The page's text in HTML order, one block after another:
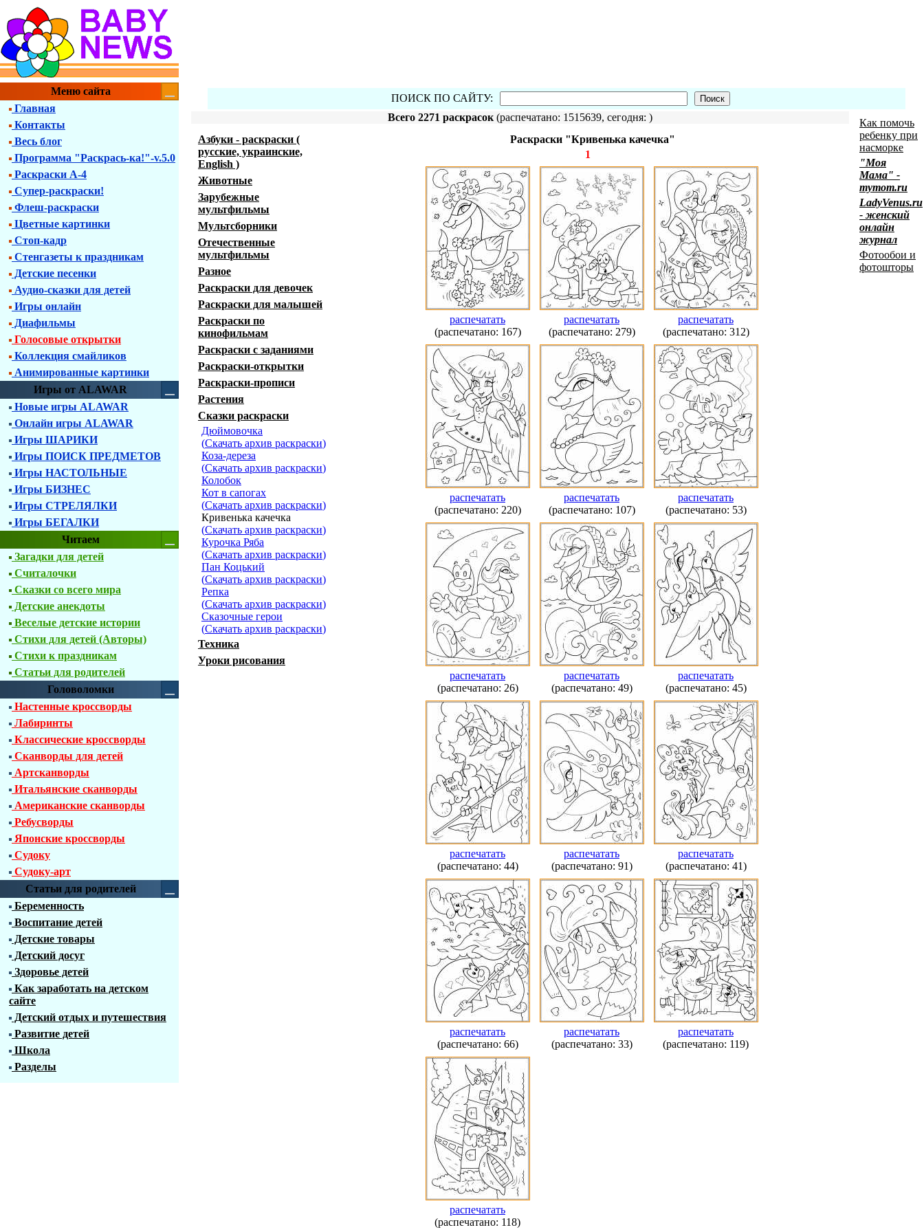
Меню сайта
Главная
Контакты
Весь блог
Программа "Раскрась-ка!"-v.5.0
Раскраски А-4
Супер-раскраски!
Флеш-раскраски
Цветные картинки
Стоп-кадр
Стенгазеты к праздникам
Детские песенки
Аудио-сказки для детей
Игры онлайн
Диафильмы
Голосовые открытки
Коллекция смайликов
Анимированные картинки
Игры от ALAWAR
Новые игры ALAWAR
Онлайн игры ALAWAR
Игры ШАРИКИ
Игры ПОИСК ПРЕДМЕТОВ
Игры НАСТОЛЬНЫЕ
Игры БИЗНЕС
Игры СТРЕЛЯЛКИ
Игры БЕГАЛКИ
Читаем
Загадки для детей
Считалочки
Сказки со всего мира
Детские анекдоты
Веселые детские истории
Стихи для детей (Авторы)
Стихи к праздникам
Статьи для родителей
Головоломки
Настенные кроссворды
Лабиринты
Классические кроссворды
Сканворды для детей
Артсканворды
Итальянские сканворды
Американские сканворды
Ребусворды
Японские кроссворды
Судоку
Судоку-арт
Статьи для родителей
Беременность
Воспитание детей
Детские товары
Детский досуг
Здоровье детей
Как заработать на детском
сайте
Детский отдых и путешествия
Развитие детей
Школа
Разделы
ПОИСК ПО САЙТУ:
Всего 2271 раскрасок (распечатано: 1515639, сегодня: )
Азбуки - раскраски (
русские, украинские,
English )
Животные
Зарубежные
мультфильмы
Мультсборники
Отечественные
мультфильмы
Разное
Раскраски для девочек
Раскраски для малышей
Раскраски по
кинофильмам
Раскраски с заданиями
Раскраски-открытки
Раскраски-прописи
Растения
Сказки раскраски
Дюймовочка
(Скачать архив раскраски)
Коза-дереза
(Скачать архив раскраски)
Колобок
Кот в сапогах
(Скачать архив раскраски)
Кривенька качечка
(Скачать архив раскраски)
Курочка Ряба
(Скачать архив раскраски)
Пан Коцький
(Скачать архив раскраски)
Репка
(Скачать архив раскраски)
Сказочные герои
(Скачать архив раскраски)
Техника
Уроки рисования
Раскраски "Кривенька качечка"
1
распечатать
(распечатано: 167)
распечатать
(распечатано: 279)
распечатать
(распечатано: 312)
распечатать
(распечатано: 220)
распечатать
(распечатано: 107)
распечатать
(распечатано: 53)
распечатать
(распечатано: 26)
распечатать
(распечатано: 49)
распечатать
(распечатано: 45)
распечатать
(распечатано: 44)
распечатать
(распечатано: 91)
распечатать
(распечатано: 41)
распечатать
(распечатано: 66)
распечатать
(распечатано: 33)
распечатать
(распечатано: 119)
распечатать
(распечатано: 118)
Как помочь
ребенку при
насморке
"Моя
Мама" -
mymom.ru
LadyVenus.ru
- женский
онлайн
журнал
Фотообои и
фотошторы